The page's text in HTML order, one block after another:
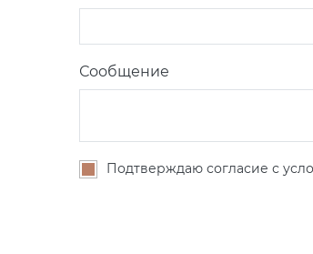
Сообщение
Подтверждаю согласие с